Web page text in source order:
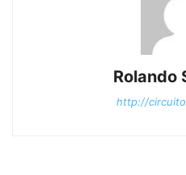
Rolando
http://